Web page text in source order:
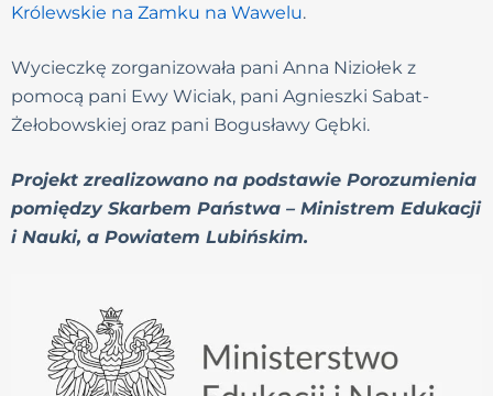
Królewskie na Zamku na Wawelu.
Wycieczkę zorganizowała pani Anna Niziołek z
pomocą pani Ewy Wiciak, pani Agnieszki Sabat-
Żełobowskiej oraz pani Bogusławy Gębki.
Projekt zrealizowano na podstawie Porozumienia
pomiędzy Skarbem Państwa – Ministrem Edukacji
i Nauki, a Powiatem Lubińskim.